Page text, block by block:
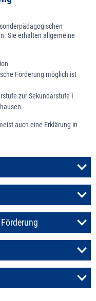
Sie erhalten allgemeine
Förderung möglich ist
zur Sekundarstufe I
auch eine Erklärung in